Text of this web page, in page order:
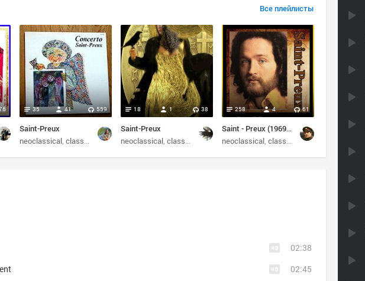
Все плейлисты
инструментальная
Saint-Preux
35 559
41
neoclassical classical symphonic инструментальная
Saint-Preux
18 38
1
neoclassical classical symphonic инструментальная
Saint - Preux (1969-2005)
258 61
4
neoclassical classical symphonic
02:38
02:45